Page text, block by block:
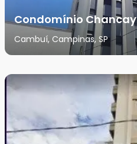
Condomínio Chancay
Cambuí, Campinas, SP